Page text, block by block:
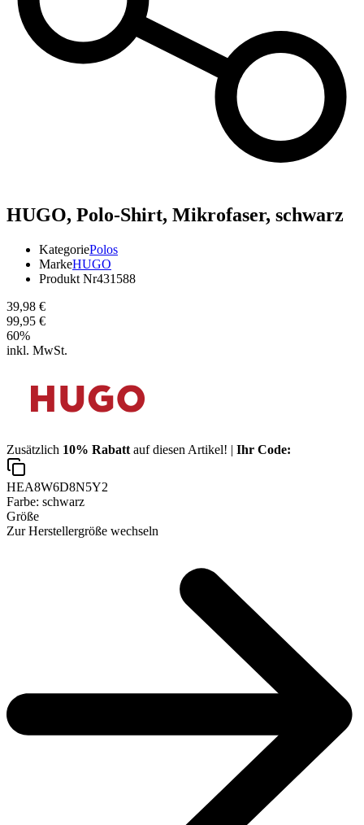
HUGO, Polo-Shirt, Mikrofaser, schwarz
KategoriePolos
MarkeHUGO
Produkt Nr431588
39,98 €
99,95 €
60%
inkl. MwSt.
Zusätzlich 10% Rabatt auf diesen Artikel! | Ihr Code:
HEA8W6D8N5Y2
Farbe: schwarz
Größe
Zur Herstellergröße wechseln